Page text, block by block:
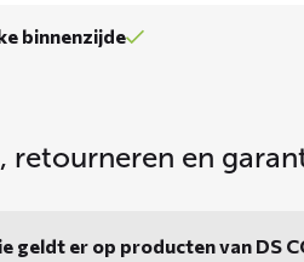
binnenzijde
retourneren en
geldt er op producten van DS